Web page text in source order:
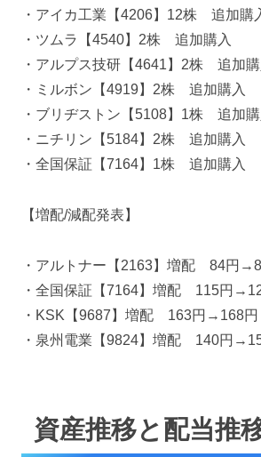
・アイカ工業【4206】12株 追加購
・ツムラ【4540】2株 追加購入
・アルプス技研【4641】2株 追加購
・ミルボン【4919】2株 追加購入
・ブリヂストン【5108】1株 追加購
・ニチリン【5184】2株 追加購入
・全国保証【7164】1株 追加購入
【増配/減配発表】
・アルトナー【2163】増配 84円
・全国保証【7164】増配 115円
・KSK【9687】増配 163円→168円
・泉州電業【9824】増配 140円
資産推移と配当推